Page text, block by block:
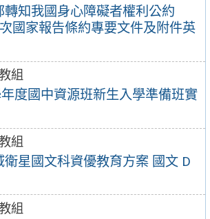
知我國身心障礙者權利公約
次國家報告條約專要文件及附件英
組
度國中資源班新生入學準備班實
組
星國文科資優教育方案 國文 D
組